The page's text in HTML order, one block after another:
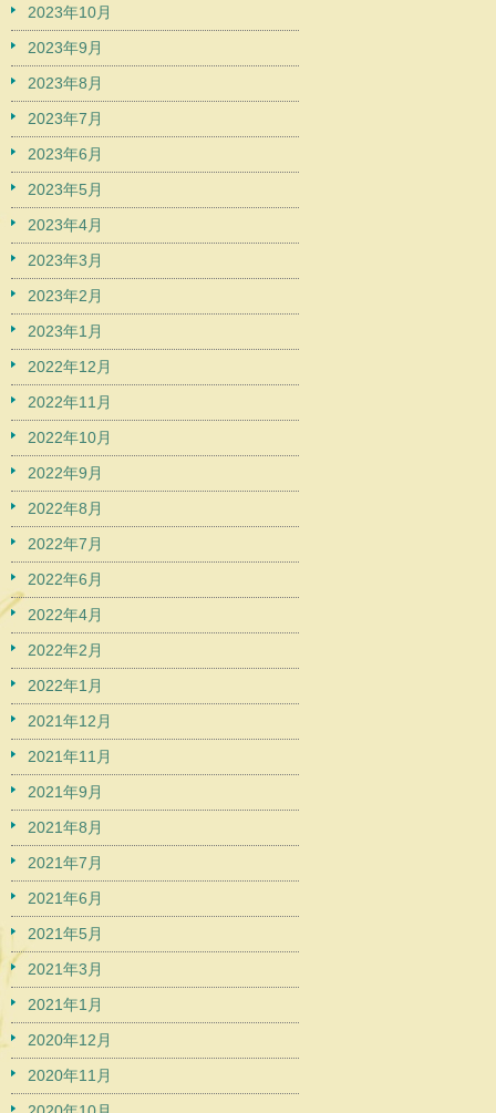
2023年10月
2023年9月
2023年8月
2023年7月
2023年6月
2023年5月
2023年4月
2023年3月
2023年2月
2023年1月
2022年12月
2022年11月
2022年10月
2022年9月
2022年8月
2022年7月
2022年6月
2022年4月
2022年2月
2022年1月
2021年12月
2021年11月
2021年9月
2021年8月
2021年7月
2021年6月
2021年5月
2021年3月
2021年1月
2020年12月
2020年11月